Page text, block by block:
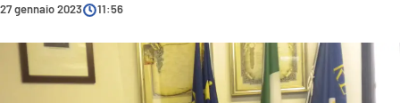
ITALIA MONDO
27 gennaio 2023 11:56